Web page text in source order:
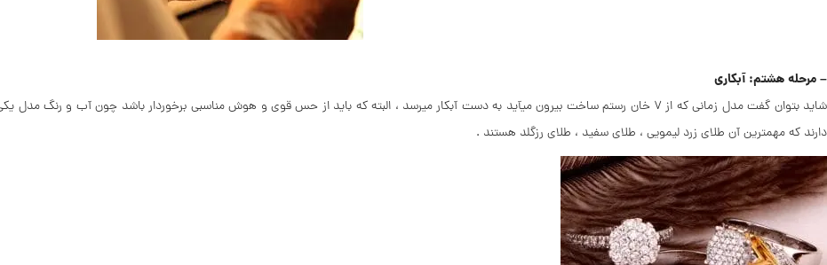
– مرحله هشتم: آبکاری
شاید بتوان گفت مدل زمانی که از ۷ خان رستم ساخت بیرون میآید به دست آبکار میرسد ، البته که باید از حس قوی و هوش مناسبی برخوردار باشد چون آب و
دارند که مهمترین آن طلای زرد لیمویی ، طلای سفید ، طلای رزگلد هستند .